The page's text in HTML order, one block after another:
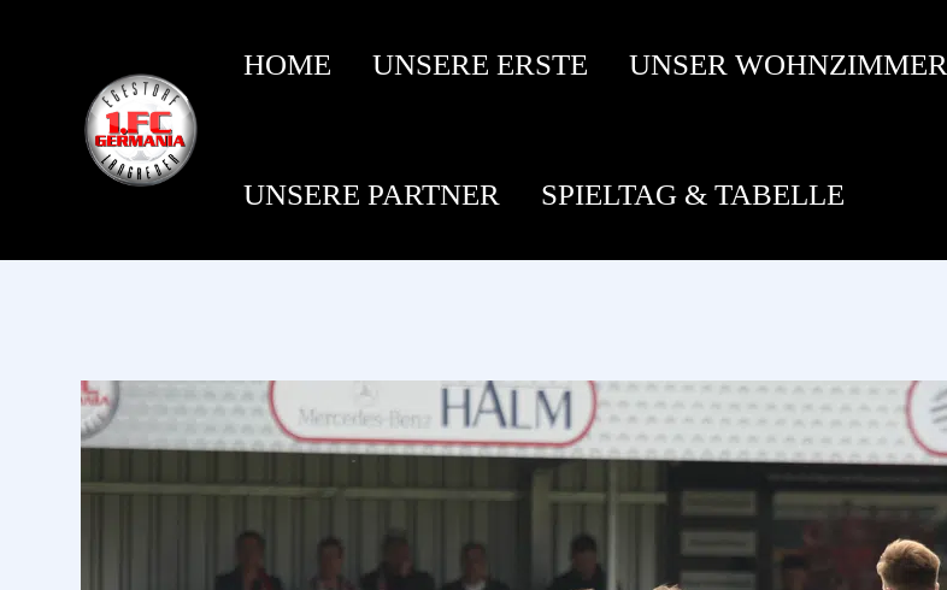
HOME UNSERE ERSTE UNSER WOHNZIMMER
UNSERE PARTNER SPIELTAG & TABELLE